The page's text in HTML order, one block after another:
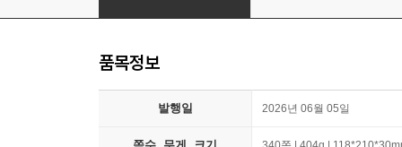
품목정보
발행일 2026년 06월 05일